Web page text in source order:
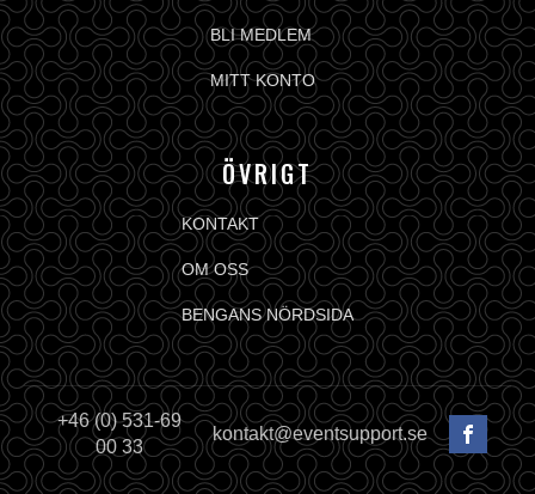
BLI MEDLEM
MITT KONTO
ÖVRIGT
KONTAKT
OM OSS
BENGANS NÖRDSIDA
+46 (0) 531-69
00 33
kontakt@eventsupport.se